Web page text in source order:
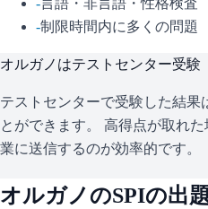
-言語・非言語・性格検査
-制限時間内に多くの問題
オルガノ はテストセンター受験
テストセンターで受験した結果
とができます。 高得点が取れ
業に送信するのが効率的です。
オルガノ のSPIの出